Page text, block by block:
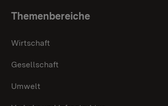
Topic
Themenbereiche
Wirtschaft
Gesellschaft
Umwelt